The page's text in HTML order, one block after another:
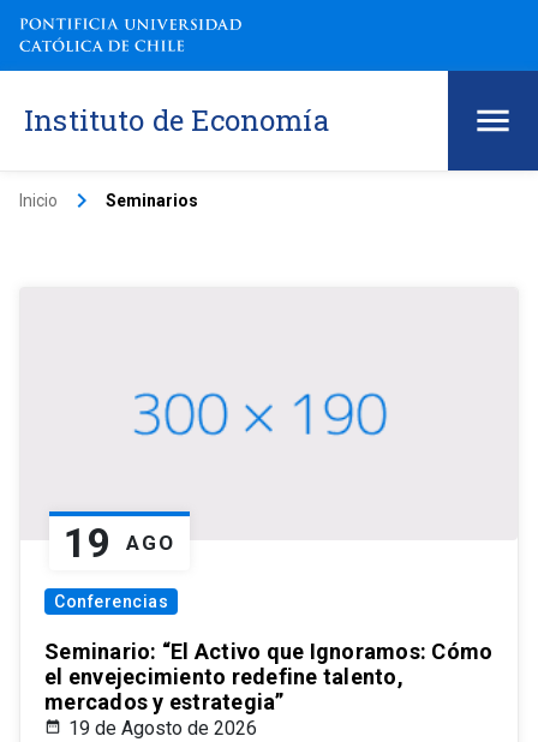
Instituto de Economía
Inicio keyboard_arrow_right Seminarios
19 AGO
Conferencias
Seminario: “El Activo que Ignoramos: Cómo
el envejecimiento redefine talento,
mercados y estrategia”
19 de Agosto de 2026